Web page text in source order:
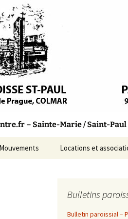
– Sainte-Marie / Saint-
Mouvements Locations et
Bulletins
Bulletin paroissial –